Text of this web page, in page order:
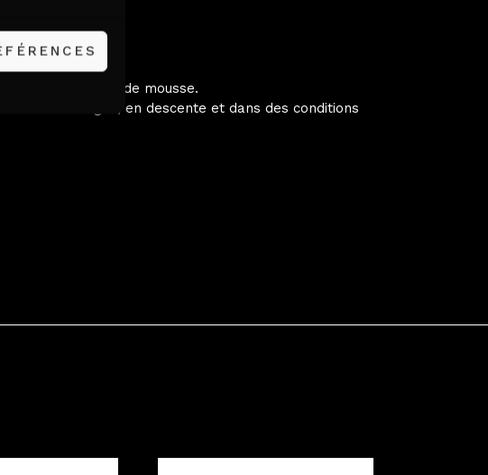
durables.
nano quantité de mousse.
les virages, en descente et dans des conditions